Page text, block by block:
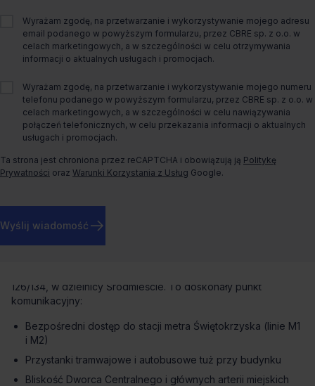
O biurze
Biura do wynajęcia w Warszawie – Centrum
Marszałkowska
Nowoczesny biurowiec klasy A w sercu stolicy
zlokalizowany przy skrzyżowaniu ulic Marszałkowskiej i
Świętokrzyskiej – w samym centrum Warszawy. Budynek łączy
wysokiej klasy powierzchnie biurowe do wynajęcia w jednej z
Lokalizacja i dojazd
126/134, w dzielnicy Śródmieście. To doskonały punkt
komunikacyjny:
Bezpośredni dostęp do stacji metra Świętokrzyska (linie M1
i M2)
Przystanki tramwajowe i autobusowe tuż przy budynku
Bliskość Dworca Centralnego i głównych arterii miejskich
Wyrażam zgodę, na przetwarzanie i wykorzystywanie mojego adresu
email podanego w powyższym formularzu, przez CBRE sp. z o.o. w
celach marketingowych, a w szczególności w celu otrzymywania
informacji o aktualnych usługach i promocjach.
Wyrażam zgodę, na przetwarzanie i wykorzystywanie mojego numeru
telefonu podanego w powyższym formularzu, przez CBRE sp. z o.o. w
celach marketingowych, a w szczególności w celu nawiązywania
połączeń telefonicznych, w celu przekazania informacji o aktualnych
usługach i promocjach.
Ta strona jest chroniona przez reCAPTCHA i obowiązują ją Politykę
Prywatności oraz Warunki Korzystania z Usług Google.
Wyślij wiadomość